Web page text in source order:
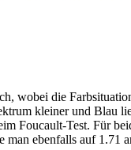
wobei die
kleiner und Blau
Foucault-Test. Für
man ebenfalls auf 1.71